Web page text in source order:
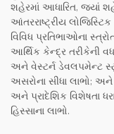
શહેરમાં આધારિત, જ્યાં
આંતરરાષ્ટ્રીય
વિવિધ પ્રતિભાઓના
આર્થિક કેન્દ્ર તરીકેની
અને વેસ્ટર્ન ડેવલપમેન્ટ
અસરોના સીધા લાભો;
અને પ્રાદેશિક વિશેષતા
હિસ્સાના લાભો.